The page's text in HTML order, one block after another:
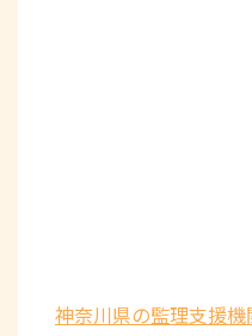
神奈川県の監理支援